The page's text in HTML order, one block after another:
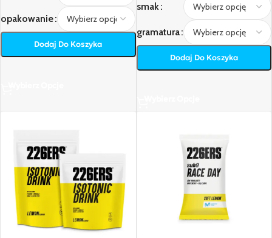
opakowanie
Dodaj Do Koszyka
smak
gramatura
Dodaj Do Koszyka